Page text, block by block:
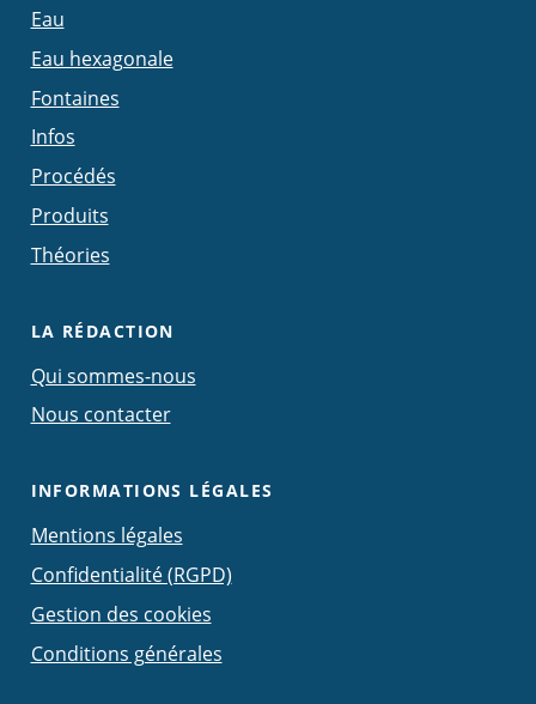
Eau
Eau hexagonale
Fontaines
Infos
Procédés
Produits
Théories
LA RÉDACTION
Qui sommes-nous
Nous contacter
INFORMATIONS LÉGALES
Mentions légales
Confidentialité (RGPD)
Gestion des cookies
Conditions générales